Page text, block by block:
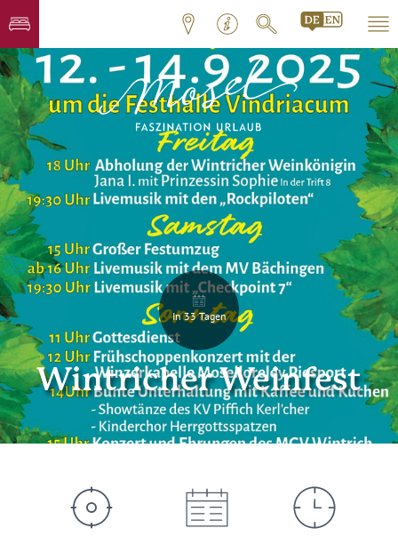
In 33 Tagen
Wintricher Weinfest